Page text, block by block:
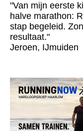
"Van mijn eerste
halve marathon:
stap begeleid.
resultaat."
Jeroen, IJmuiden